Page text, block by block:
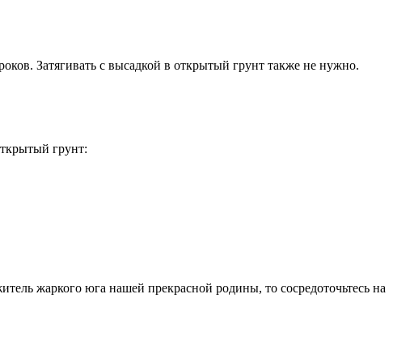
Затягивать с высадкой в открытый грунт также не нужно.
грунт:
жаркого юга нашей прекрасной родины, то сосредоточьтесь на